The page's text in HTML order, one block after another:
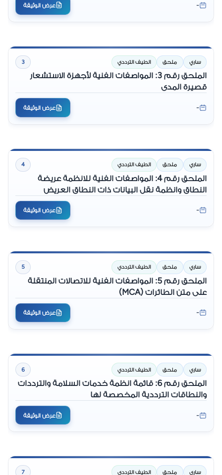
- عرض الوثيقة
ساري ملحق الطيف الترددي 3
الملحق رقم 3: المواصفات الفنية لأجهزة الاستشعار
قصيرة المدى
- عرض الوثيقة
ساري ملحق الطيف الترددي 4
الملحق رقم 4: المواصفات الفنية للانظمة عريضة
النطاق وانظمة نقل البيانات ذات النطاق العريض
- عرض الوثيقة
ساري ملحق الطيف الترددي 5
الملحق رقم 5: المواصفات الفنية للاتصالات المنتقلة
على متن الطائرات (MCA)
- عرض الوثيقة
ساري ملحق الطيف الترددي 6
الملحق رقم 6: قائمة انظمة خدمات السلامة والترددات
والنطاقات الترددية المخصصة لها
- عرض الوثيقة
ساري ملحق الطيف الترددي 7